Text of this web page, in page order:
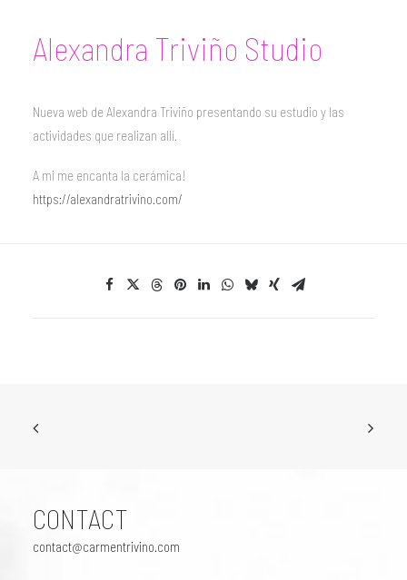
Alexandra Triviño Studio
Nueva web de Alexandra Triviño presentando su estudio y las
actividades que realizan allí.
A mi me encanta la cerámica!
https://alexandratrivino.com/
CONTACT
contact@carmentrivino.com